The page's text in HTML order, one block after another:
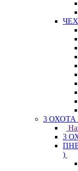
3 ОХОТА
3
)